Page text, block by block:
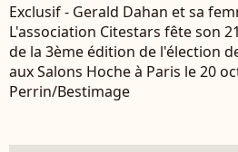
Exclusif - Gerald Dahan et sa
L'association Citestars fête son
de la 3ème édition de l'élection
aux Salons Hoche à Paris le 20
Perrin/Bestimage